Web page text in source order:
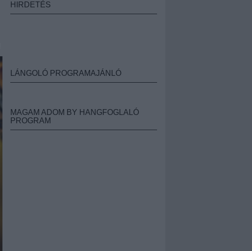
HIRDETÉS
LÁNGOLÓ PROGRAMAJÁNLÓ
MAGAM ADOM BY HANGFOGLALÓ
PROGRAM